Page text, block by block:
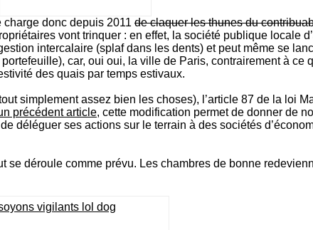
donc depuis 2011 de claquer les thunes du
vont trinquer : en effet, la société publique locale
intercalaire (splaf dans les dents) et peut même se
car, oui oui, la ville de Paris, contrairement à ce
des quais par temps estivaux.
simplement assez bien les choses), l’article 87 de la loi
précédent article, cette modification permet de donner de
déléguer ses actions sur le terrain à des sociétés
se déroule comme prévu. Les chambres de bonne